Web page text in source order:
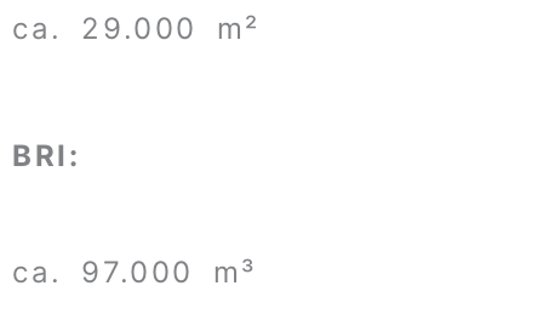
ca. 29.000 m²
BRI:
ca. 97.000 m³